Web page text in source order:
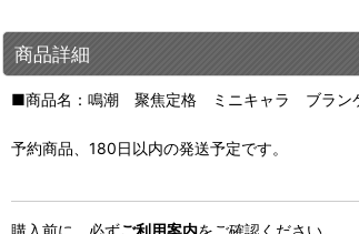
商品詳細
■商品名：鳴潮 聚焦定格 ミニキャラ ブラン
予約商品、180日以内の発送予定です。
購入前に、必ずご利用案内をご確認ください。